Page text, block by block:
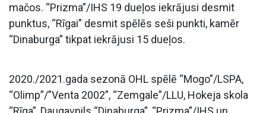
mačos. “Prizma”/IHS 19 dueļos iekrājusi desmit
punktus, “Rīgai” desmit spēlēs seši punkti, kamēr
“Dinaburga” tikpat iekrājusi 15 dueļos.
2020./2021.gada sezonā OHL spēlē “Mogo”/LSPA,
“Olimp”/”Venta 2002”, “Zemgale”/LLU, Hokeja skola